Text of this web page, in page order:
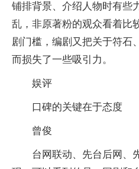
铺排背景、介绍人物时有些
乱，非原著粉的观众看着比
剧门槛，编剧又把关于符石
而损失了一些吸引力。
娱评
口碑的关键在于态度
曾俊
台网联动、先台后网、